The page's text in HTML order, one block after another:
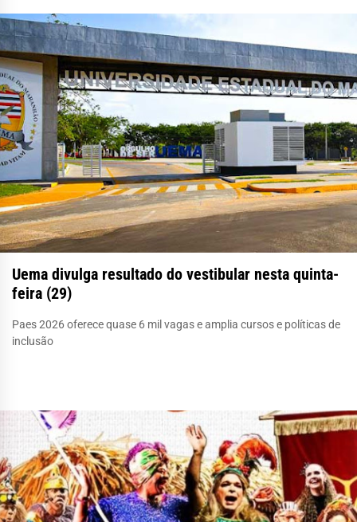
Uema divulga resultado do vestibular nesta quinta-
feira (29)
Paes 2026 oferece quase 6 mil vagas e amplia cursos e políticas de
inclusão